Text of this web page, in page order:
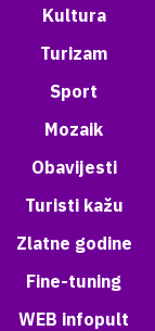
Kultura
Turizam
Sport
Mozaik
Obavijesti
Turisti kažu
Zlatne godine
Fine-tuning
WEB infopult